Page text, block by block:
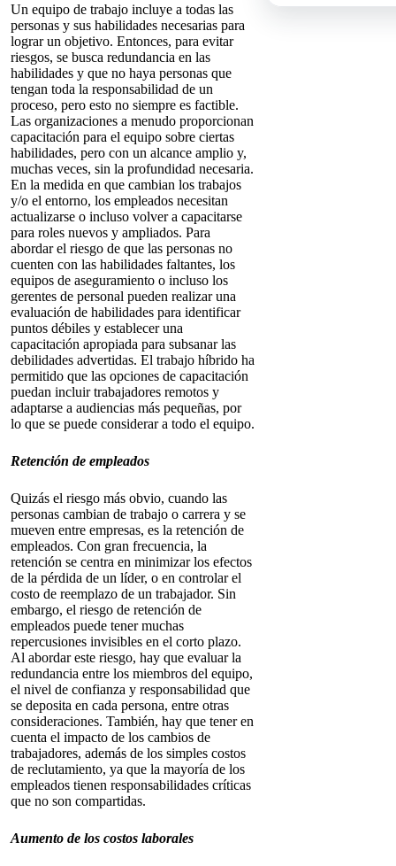
Un equipo de trabajo incluye a todas las
personas y sus habilidades necesarias para
lograr un objetivo. Entonces, para evitar
riesgos, se busca redundancia en las
habilidades y que no haya personas que
tengan toda la responsabilidad de un
proceso, pero esto no siempre es factible.
Las organizaciones a menudo proporcionan
capacitación para el equipo sobre ciertas
habilidades, pero con un alcance amplio y,
muchas veces, sin la profundidad necesaria.
En la medida en que cambian los trabajos
y/o el entorno, los empleados necesitan
actualizarse o incluso volver a capacitarse
para roles nuevos y ampliados. Para
abordar el riesgo de que las personas no
cuenten con las habilidades faltantes, los
equipos de aseguramiento o incluso los
gerentes de personal pueden realizar una
evaluación de habilidades para identificar
puntos débiles y establecer una
capacitación apropiada para subsanar las
debilidades advertidas. El trabajo híbrido ha
permitido que las opciones de capacitación
puedan incluir trabajadores remotos y
adaptarse a audiencias más pequeñas, por
lo que se puede considerar a todo el equipo.
Retención de empleados
Quizás el riesgo más obvio, cuando las
personas cambian de trabajo o carrera y se
mueven entre empresas, es la retención de
empleados. Con gran frecuencia, la
retención se centra en minimizar los efectos
de la pérdida de un líder, o en controlar el
costo de reemplazo de un trabajador. Sin
embargo, el riesgo de retención de
empleados puede tener muchas
repercusiones invisibles en el corto plazo.
Al abordar este riesgo, hay que evaluar la
redundancia entre los miembros del equipo,
el nivel de confianza y responsabilidad que
se deposita en cada persona, entre otras
consideraciones. También, hay que tener en
cuenta el impacto de los cambios de
trabajadores, además de los simples costos
de reclutamiento, ya que la mayoría de los
empleados tienen responsabilidades críticas
que no son compartidas.
Aumento de los costos laborales